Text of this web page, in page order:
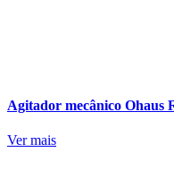
Agitador mecânico Ohaus
Ver mais